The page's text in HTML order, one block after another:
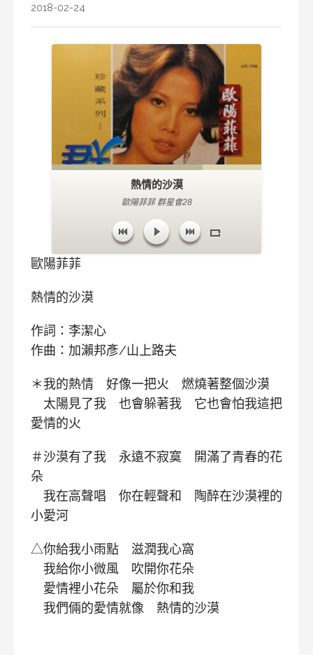
2018-02-24
熱情的沙漠
歐陽菲菲 群星會28
歐陽菲菲
熱情的沙漠
作詞：李潔心
作曲：加瀨邦彥/山上路夫
＊我的熱情 好像一把火 燃燒著整個沙漠
太陽見了我 也會躲著我 它也會怕我這把
愛情的火
＃沙漠有了我 永遠不寂寞 開滿了青春的花
朵
我在高聲唱 你在輕聲和 陶醉在沙漠裡的
小愛河
△你給我小雨點 滋潤我心窩
我給你小微風 吹開你花朵
愛情裡小花朵 屬於你和我
我們倆的愛情就像 熱情的沙漠